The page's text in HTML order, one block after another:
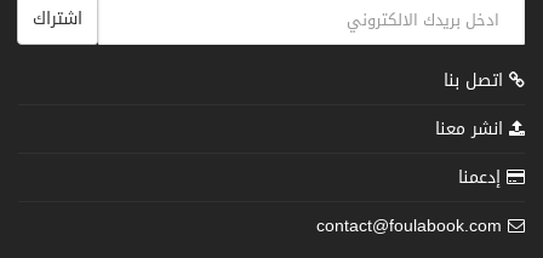
اشتراك
اتصل بنا
انشر معنا
إدعمنا
contact@foulabook.com